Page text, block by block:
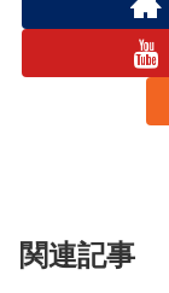
関連記事